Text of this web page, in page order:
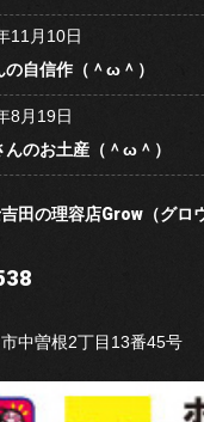
11月10日
の自信作（＾ω＾）
8月19日
んのお土産（＾ω＾）
田の理容店Grow（グロ
中曽根2丁目13番45号